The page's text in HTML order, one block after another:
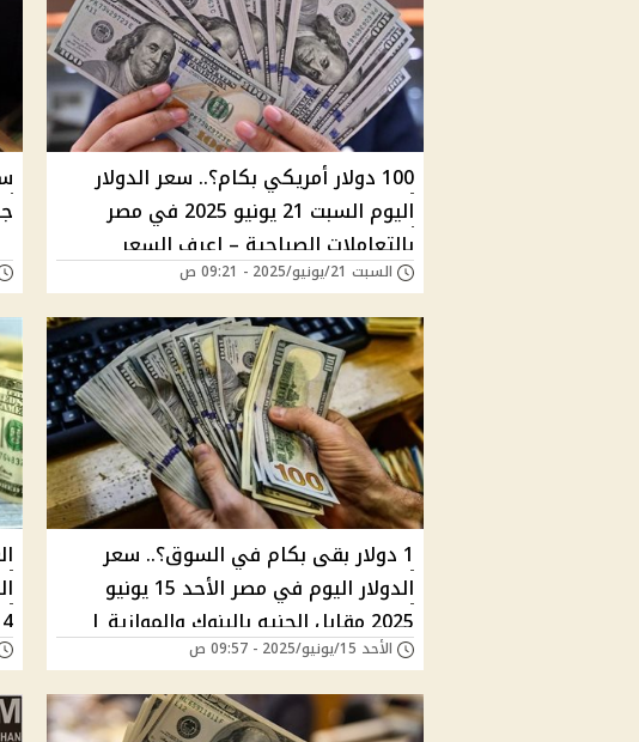
100 دولار أمريكي بكام؟.. سعر الدولار
اليوم السبت 21 يونيو 2025 في مصر
بالتعاملات الصباحية – اعرف السعر
بالبنوك والسوق السوداء
السبت 21/يونيو/2025 - 09:21 ص
1 دولار بقى بكام في السوق؟.. سعر
الدولار اليوم في مصر الأحد 15 يونيو
2025 مقابل الجنيه بالبنوك والموازية |
تعرف على أسعار الصرف الآن
الأحد 15/يونيو/2025 - 09:57 ص